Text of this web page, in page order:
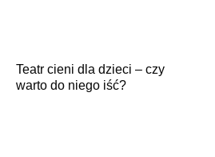
Teatr cieni dla dzieci – czy
warto do niego iść?